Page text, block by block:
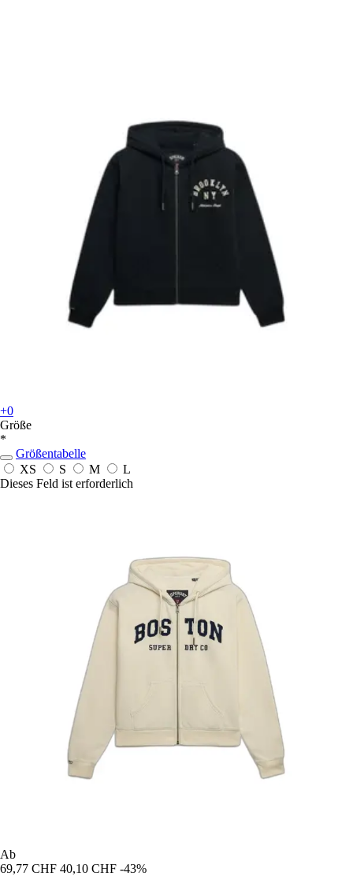
+0
Größe
*
Größentabelle
XS
S M
L
Dieses Feld ist erforderlich
Ab
69,77 CHF 40,10 CHF -43%